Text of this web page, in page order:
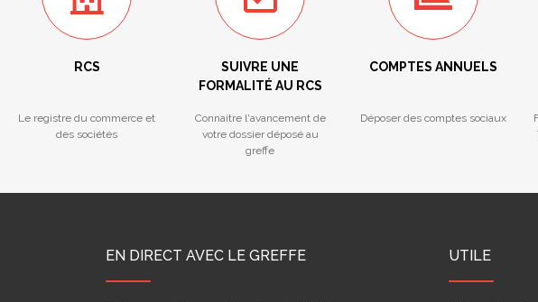
RCS
Le registre du commerce et
des sociétés
SUIVRE UNE
FORMALITÉ AU RCS
Connaitre l'avancement de
votre dossier déposé au
greffe
COMPTES ANNUELS
Déposer des comptes sociaux
EN DIRECT AVEC LE GREFFE UTILE